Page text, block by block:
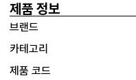
제품 정보
브랜드
카테고리
제품 코드